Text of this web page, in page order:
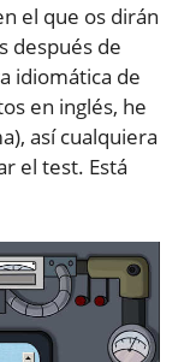
el que os dirán
después de
idiomática de
en inglés, he
así cualquiera
el test. Está